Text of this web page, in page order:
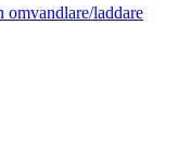
omvandlare/laddare